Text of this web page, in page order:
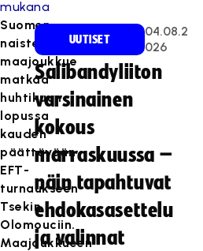
Suomen
naisten
maajoukkue
matkaa
huhtikuun
lopussa
kauden
päättävään
EFT-
turnaukseen
Tsekin
Olomouciin.
Maajoukkueen
UUTISET
04.08.2
026
Salibandyliiton
varsinainen
kokous
marraskuussa –
näin tapahtuvat
ehdokasasettelu
ja valinnat